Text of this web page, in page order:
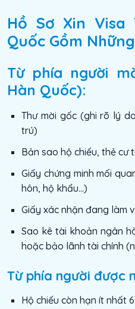
Hồ Sơ Xin Visa
Quốc Gồm
Từ phía người
Hàn Quốc):
Thư mời gốc (ghi rõ lý
trú)
Bản sao hộ chiếu, thẻ cư
Giấy chứng minh mối
hôn, hộ khẩu…)
Giấy xác nhận đang làm
Sao kê tài khoản ngân
hoặc bảo lãnh tài chính
Từ phía người được
Hộ chiếu còn hạn ít nhất